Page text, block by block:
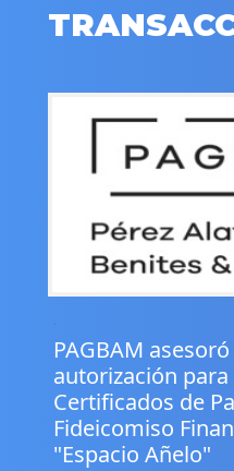
PAGBAM
autorización
Certificados de
Fideicomiso
"Espacio Añelo"